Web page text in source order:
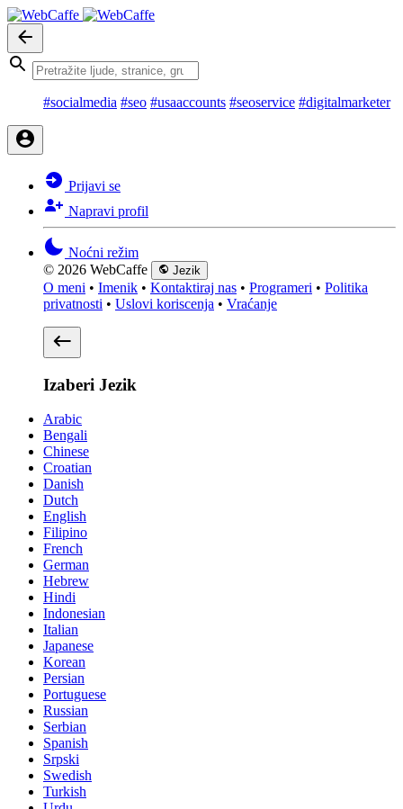
#socialmedia #seo #usaaccounts #seoservice #digitalmarketer
Prijavi se
Napravi profil
Noćni režim
© 2026 WebCaffe
Jezik
O meni • Imenik • Kontaktiraj nas • Programeri • Politika
privatnosti • Uslovi koriscenja • Vraćanje
Izaberi Jezik
Arabic
Bengali
Chinese
Croatian
Danish
Dutch
English
Filipino
French
German
Hebrew
Hindi
Indonesian
Italian
Japanese
Korean
Persian
Portuguese
Russian
Serbian
Spanish
Srpski
Swedish
Turkish